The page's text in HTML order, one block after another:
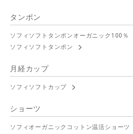
タンポン
ソフィソフトタンポンオーガニック100％
ソフィソフトタンポン
月経カップ
ソフィソフトカップ
ショーツ
ソフィオーガニックコットン温活ショーツ